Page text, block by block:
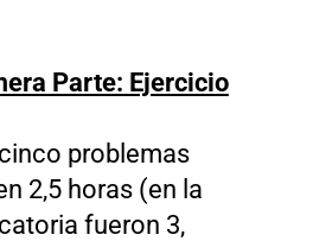
Parte: Ejercicio
problemas
2,5 horas (en la
fueron 3,